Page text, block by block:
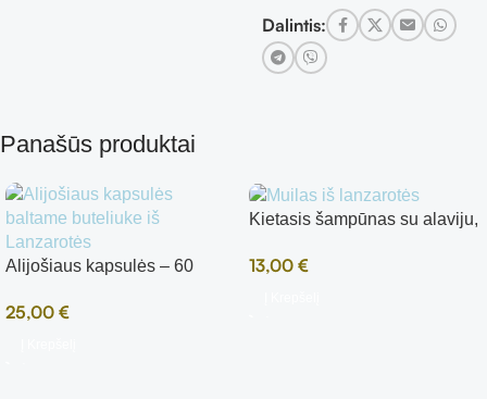
Dalintis:
Panašūs produktai
Alijošiaus kapsulės – 60
25,00 €
Kietasis šampūnas su alaviju,
13,00 €